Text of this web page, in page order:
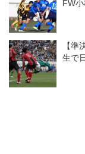
FW
【
生で